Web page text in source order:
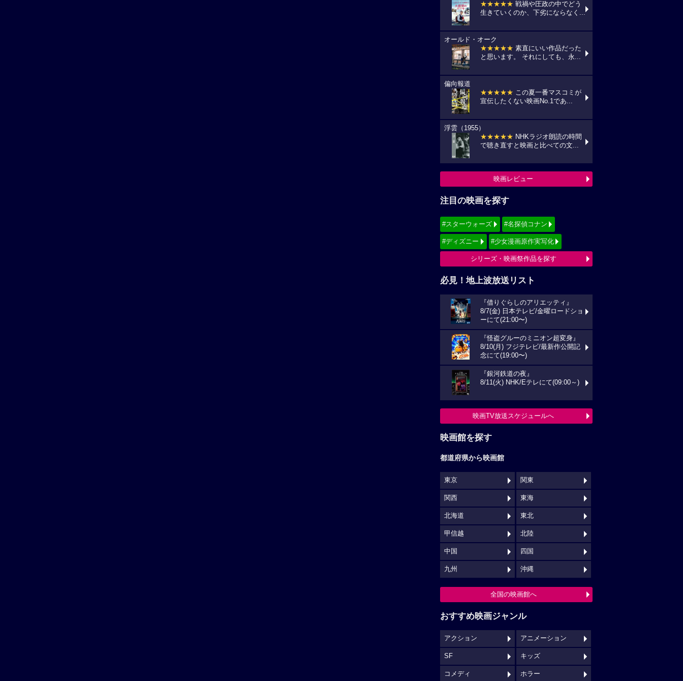
★★★★★ 戦禍や圧政の中でどう
生きていくのか、下劣にならなく...
オールド・オーク
★★★★★ 素直にいい作品だった
と思います。 それにしても、永...
偏向報道
★★★★★ この夏一番マスコミが
宣伝したくない映画No.1であ...
浮雲（1955）
★★★★★ NHKラジオ朗読の時間
で聴き直すと映画と比べての文...
映画レビュー
注目の映画を探す
#スターウォーズ #名探偵コナン
#ディズニー #少女漫画原作実写化
シリーズ・映画祭作品を探す
必見！地上波放送リスト
『借りぐらしのアリエッティ』
8/7(金) 日本テレビ/金曜ロードショ
ーにて(21:00〜)
『怪盗グルーのミニオン超変身』
8/10(月) フジテレビ/最新作公開記
念にて(19:00〜)
『銀河鉄道の夜』
8/11(火) NHK/Eテレにて(09:00～)
映画TV放送スケジュールへ
映画館を探す
都道府県から映画館
東京 関東
関西 東海
北海道 東北
甲信越 北陸
中国 四国
九州 沖縄
全国の映画館へ
おすすめ映画ジャンル
アクション アニメーション
SF キッズ
コメディ ホラー